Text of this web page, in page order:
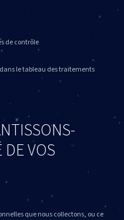
de contrôle
le tableau des traitements
VOS
que nous collectons, ou ce